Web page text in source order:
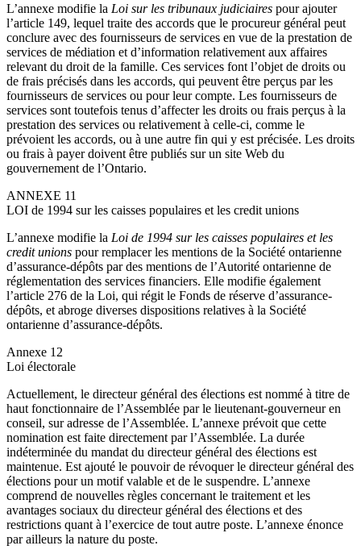
L’annexe modifie la Loi sur les tribunaux judiciaires pour ajouter
l’article 149, lequel traite des accords que le procureur général peut
conclure avec des fournisseurs de services en vue de la prestation de
services de médiation et d’information relativement aux affaires
relevant du droit de la famille. Ces services font l’objet de droits ou
de frais précisés dans les accords, qui peuvent être perçus par les
fournisseurs de services ou pour leur compte. Les fournisseurs de
services sont toutefois tenus d’affecter les droits ou frais perçus à la
prestation des services ou relativement à celle-ci, comme le
prévoient les accords, ou à une autre fin qui y est précisée. Les droits
ou frais à payer doivent être publiés sur un site Web du
gouvernement de l’Ontario.
ANNEXE 11
LOI de 1994 sur les caisses populaires et les credit unions
L’annexe modifie la Loi de 1994 sur les caisses populaires et les
credit unions pour remplacer les mentions de la Société ontarienne
d’assurance-dépôts par des mentions de l’Autorité ontarienne de
réglementation des services financiers. Elle modifie également
l’article 276 de la Loi, qui régit le Fonds de réserve d’assurance-
dépôts, et abroge diverses dispositions relatives à la Société
ontarienne d’assurance-dépôts.
Annexe 12
Loi électorale
Actuellement, le directeur général des élections est nommé à titre de
haut fonctionnaire de l’Assemblée par le lieutenant-gouverneur en
conseil, sur adresse de l’Assemblée. L’annexe prévoit que cette
nomination est faite directement par l’Assemblée. La durée
indéterminée du mandat du directeur général des élections est
maintenue. Est ajouté le pouvoir de révoquer le directeur général des
élections pour un motif valable et de le suspendre. L’annexe
comprend de nouvelles règles concernant le traitement et les
avantages sociaux du directeur général des élections et des
restrictions quant à l’exercice de tout autre poste. L’annexe énonce
par ailleurs la nature du poste.